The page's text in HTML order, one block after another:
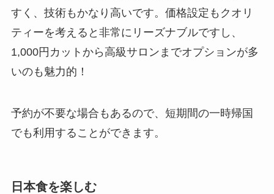
すく、技術もかなり高いです。価格設定もクオリ
ティーを考えると非常にリーズナブルですし、
1,000円カットから高級サロンまでオプションが多
いのも魅力的！
予約が不要な場合もあるので、短期間の一時帰国
でも利用することができます。
日本食を楽しむ